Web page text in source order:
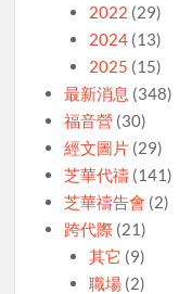
2022 (29)
2024(13)
2025 (15)
最新消息 (348)
福音營 (30)
經文圖片 (29)
芝華代禱 (141)
芝華禱告會 (2)
跨代際 (21)
其它 (9)
職場(2)